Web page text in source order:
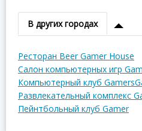
В других городах
Ресторан Beer Gamer House
Салон компьютерных игр
Компьютерный клуб
Развлекательный комплекс
Пейнтбольный клуб Gamer